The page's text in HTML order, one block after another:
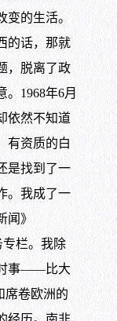
的生活。
的话，那就
，脱离了政
1968年6月
依然不知道
有资质的白
是找到了一
。我成了一
》
专栏。我除
事——比大
席卷欧洲的